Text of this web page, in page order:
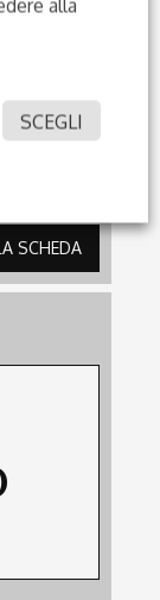
SCHEDA
alla
SCEGLI